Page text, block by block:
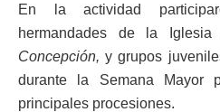
En la actividad
hermandades de la
Concepción, y grupos
durante la Semana Mayor
principales procesiones.